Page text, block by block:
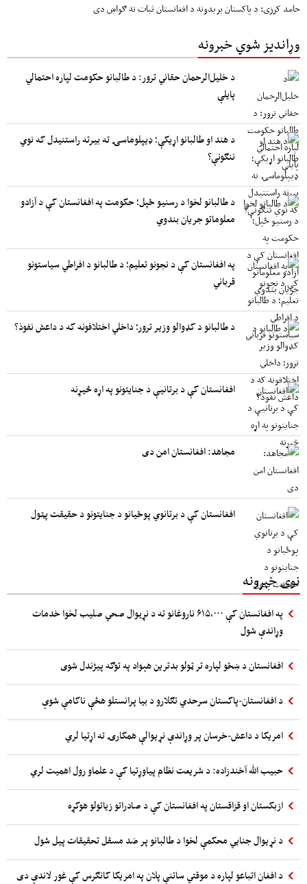
حامد کرزی: د پاکستان بریدونه د افغانستان ثبات ته ګواښ دی
وړاندیز شوي خبرونه
د خلیل‌الرحمان حقاني ترور: د طالبانو حکومت لپاره احتمالي
پایلې
د هند او طالبانو اړیکې؛ ډیپلوماسۍ ته بیرته راستنیدل که نوي
ننګونې؟
د طالبانو لخوا د رسنیو ځپل؛ حکومت په افغانستان کې د آزادو
معلوماتو جریان بندوي
په افغانستان کې د نجونو تعلیم؛ د طالبانو د افراطي سیاستونو
قرباني
د طالبانو د کډوالو وزیر ترور؛ داخلي اختلافونه که د داعش نفوذ؟
افغانستان کې د برتانیې د جنایتونو په اړه څیړنه
مجاهد: افغانستان امن دی
افغانستان کې د برتانوي پوځیانو د جنایتونو د حقیقت پټول
نوی خبرونه
په افغانستان کې ۶۱۵،۰۰۰ ناروغانو ته د نړيوال صحي صلیب لخوا خدمات
وړاندې شول
افغانستان د ښځو لپاره تر ټولو بدترین هېواد په توګه پیژندل شوی
د افغانستان-پاکستان سرحدي تګلارو د بیا پرانستلو هڅې ناکامې شوې
امریکا د داعش-خرسان پر وړاندې نړیوالې همکارۍ ته اړتیا لري
حبیب الله آخندزاده: د شریعت نظام پیاوړتیا کې د علماو رول اهمیت لري
ازبکستان او قزاقستان په افغانستان کې د صادراتو زیاتولو هوکړه
د نړیوال جنایي محکمې لخوا د طالبانو پر ضد مسقل تحقیقات پیل شول
د افغان اتباعو لپاره د موقتي ساتنې پلان په امریکا کانګرس کې غور لاندې دی